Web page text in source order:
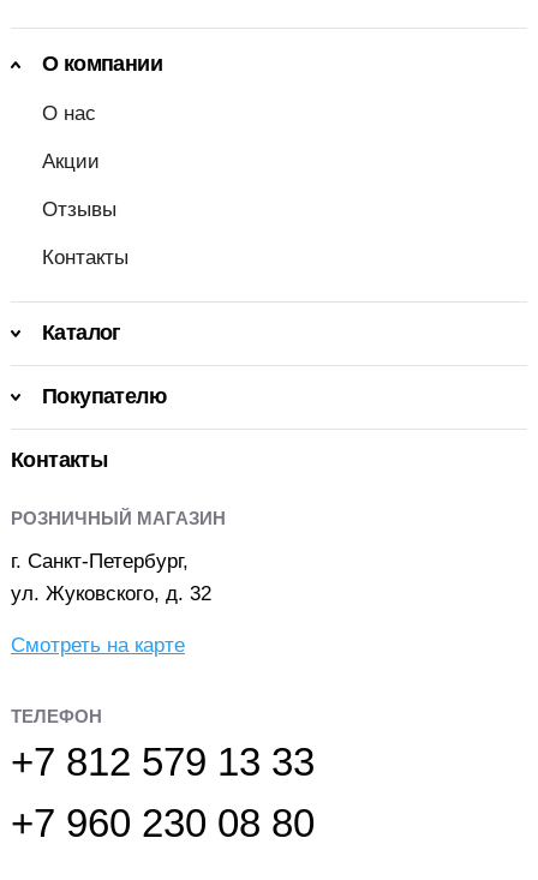
О компании
О нас
Акции
Отзывы
Контакты
Каталог
Покупателю
Контакты
РОЗНИЧНЫЙ МАГАЗИН
г. Санкт-Петербург,
ул. Жуковского, д. 32
Смотреть на карте
ТЕЛЕФОН
+7 812 579 13 33
+7 960 230 08 80